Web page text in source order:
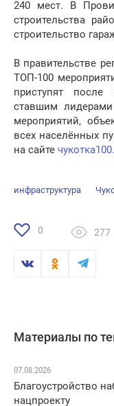
240 мест. В
строительства
строительство
В правительстве
ТОП-100
приступят
ставшим
мероприятий,
всех населённых
на сайте
инфраструктура
0 277
Материалы по
07.08.2026
Благоустройство
нацпроекту